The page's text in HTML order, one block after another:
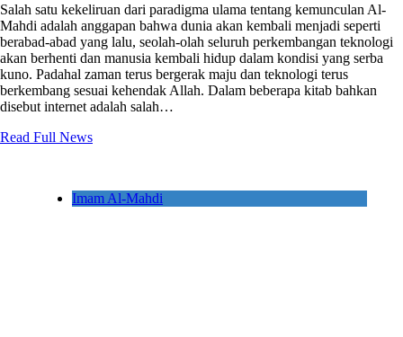
Salah satu kekeliruan dari paradigma ulama tentang kemunculan Al-
Mahdi adalah anggapan bahwa dunia akan kembali menjadi seperti
berabad-abad yang lalu, seolah-olah seluruh perkembangan teknologi
akan berhenti dan manusia kembali hidup dalam kondisi yang serba
kuno. Padahal zaman terus bergerak maju dan teknologi terus
berkembang sesuai kehendak Allah. Dalam beberapa kitab bahkan
disebut internet adalah salah…
Read Full News
Imam Al-Mahdi